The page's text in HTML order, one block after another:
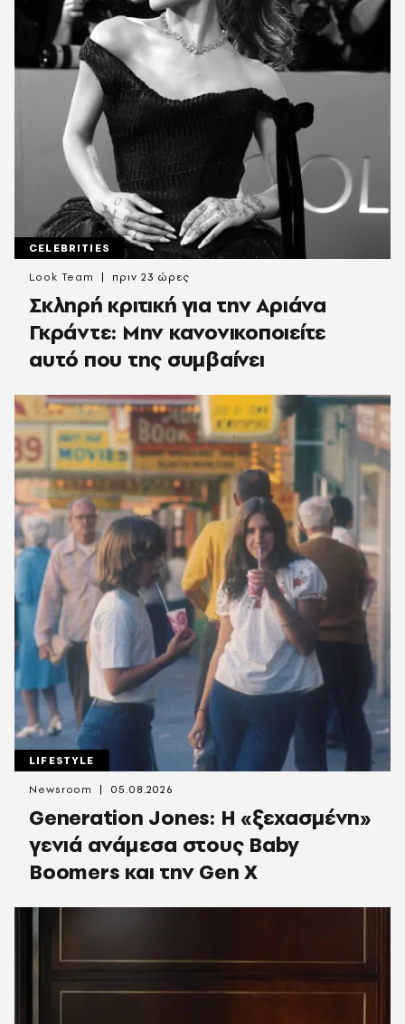
CELEBRITIES
Σκληρή κριτική για την Αριάνα
Γκράντε: Μην κανονικοποιείτε
αυτό που της συμβαίνει
Look Team πριν 23 ώρες
LIFESTYLE
Generation Jones: Η «ξεχασμένη»
γενιά ανάμεσα στους Baby
Boomers και την Gen X
Newsroom 05.08.2026